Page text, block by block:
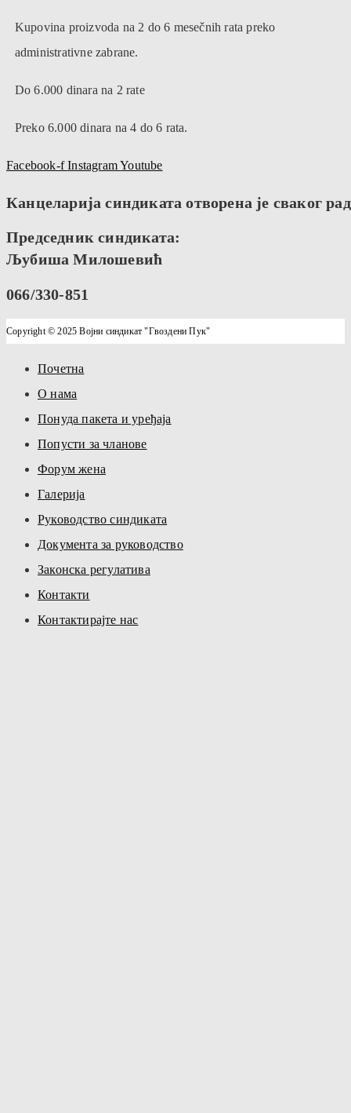
Kupovina proizvoda na 2 do 6 mesečnih rata preko
administrativne zabrane.
Do 6.000 dinara na 2 rate
Preko 6.000 dinara na 4 do 6 rata.
Facebook-f InstagramYoutube
Канцеларија синдиката отворена је сваког
Председник синдиката:
Љубиша Милошевић
066/330-851
Copyright © 2025 Војни синдикат "Гвоздени Пук"
Почетна
О нама
Понуда пакета и уређаја
Попусти за чланове
Форум жена
Галерија
Руководство синдиката
Документа за руководство
Законска регулатива
Контакти
Контактирајте нас